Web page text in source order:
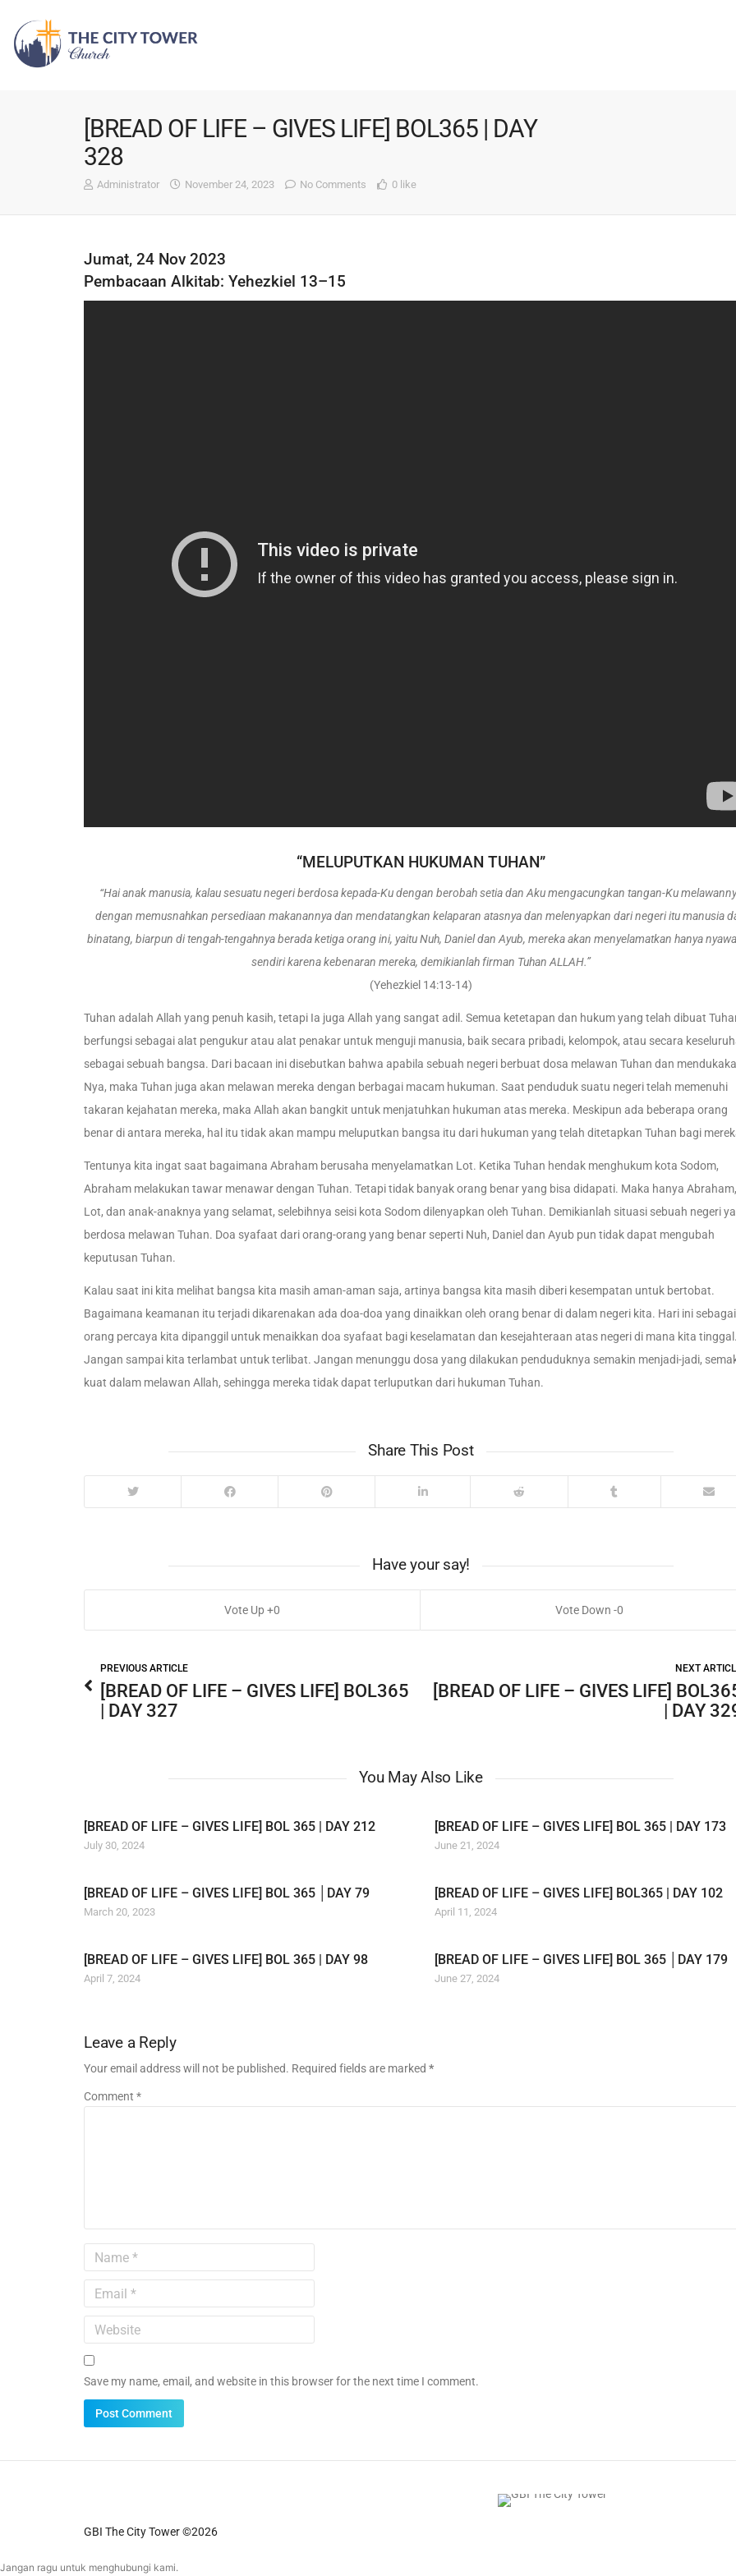
[BREAD OF LIFE – GIVES LIFE] BOL365 | DAY
328
Administrator November 24, 2023 No Comments 0 like
Jumat, 24 Nov 2023
Pembacaan Alkitab: Yehezkiel 13–15
“MELUPUTKAN HUKUMAN TUHAN”
“Hai anak manusia, kalau sesuatu negeri berdosa kepada-Ku dengan berobah setia dan Aku mengacungkan tangan-Ku
dengan memusnahkan persediaan makanannya dan mendatangkan kelaparan atasnya dan melenyapkan dari negeri itu manusia
binatang, biarpun di tengah-tengahnya berada ketiga orang ini, yaitu Nuh, Daniel dan Ayub, mereka akan menyelamatkan hanya
sendiri karena kebenaran mereka, demikianlah firman Tuhan ALLAH.”
(Yehezkiel 14:13-14)
Tuhan adalah Allah yang penuh kasih, tetapi Ia juga Allah yang sangat adil. Semua ketetapan dan hukum yang telah dibuat
berfungsi sebagai alat pengukur atau alat penakar untuk menguji manusia, baik secara pribadi, kelompok, atau secara
sebagai sebuah bangsa. Dari bacaan ini disebutkan bahwa apabila sebuah negeri berbuat dosa melawan Tuhan dan
Nya, maka Tuhan juga akan melawan mereka dengan berbagai macam hukuman. Saat penduduk suatu negeri telah memenuhi
takaran kejahatan mereka, maka Allah akan bangkit untuk menjatuhkan hukuman atas mereka. Meskipun ada beberapa orang
benar di antara mereka, hal itu tidak akan mampu meluputkan bangsa itu dari hukuman yang telah ditetapkan Tuhan bagi
Tentunya kita ingat saat bagaimana Abraham berusaha menyelamatkan Lot. Ketika Tuhan hendak menghukum kota Sodom,
Abraham melakukan tawar menawar dengan Tuhan. Tetapi tidak banyak orang benar yang bisa didapati. Maka hanya Abraham,
Lot, dan anak-anaknya yang selamat, selebihnya seisi kota Sodom dilenyapkan oleh Tuhan. Demikianlah situasi sebuah negeri
berdosa melawan Tuhan. Doa syafaat dari orang-orang yang benar seperti Nuh, Daniel dan Ayub pun tidak dapat mengubah
keputusan Tuhan.
Kalau saat ini kita melihat bangsa kita masih aman-aman saja, artinya bangsa kita masih diberi kesempatan untuk bertobat.
Bagaimana keamanan itu terjadi dikarenakan ada doa-doa yang dinaikkan oleh orang benar di dalam negeri kita. Hari ini sebagai
orang percaya kita dipanggil untuk menaikkan doa syafaat bagi keselamatan dan kesejahteraan atas negeri di mana kita tinggal.
Jangan sampai kita terlambat untuk terlibat. Jangan menunggu dosa yang dilakukan penduduknya semakin menjadi-jadi,
kuat dalam melawan Allah, sehingga mereka tidak dapat terluputkan dari hukuman Tuhan.
Share This Post
Have your say!
0 0
PREVIOUS ARTICLE
[BREAD OF LIFE – GIVES LIFE] BOL365
| DAY 327
NEXT
[BREAD OF LIFE – GIVES LIFE]
| DAY
You May Also Like
[BREAD OF LIFE – GIVES LIFE] BOL 365 | DAY 212
July 30, 2024
[BREAD OF LIFE – GIVES LIFE] BOL 365 | DAY 173
June 21, 2024
[BREAD OF LIFE – GIVES LIFE] BOL 365 │DAY 79
March 20, 2023
[BREAD OF LIFE – GIVES LIFE] BOL365 | DAY 102
April 11, 2024
[BREAD OF LIFE – GIVES LIFE] BOL 365 | DAY 98
April 7, 2024
[BREAD OF LIFE – GIVES LIFE] BOL 365 │DAY 179
June 27, 2024
Leave a Reply
Your email address will not be published. Required fields are marked *
Comment *
Save my name, email, and website in this browser for the next time I comment.
GBI The City Tower ©2026
Jangan ragu untuk menghubungi kami.